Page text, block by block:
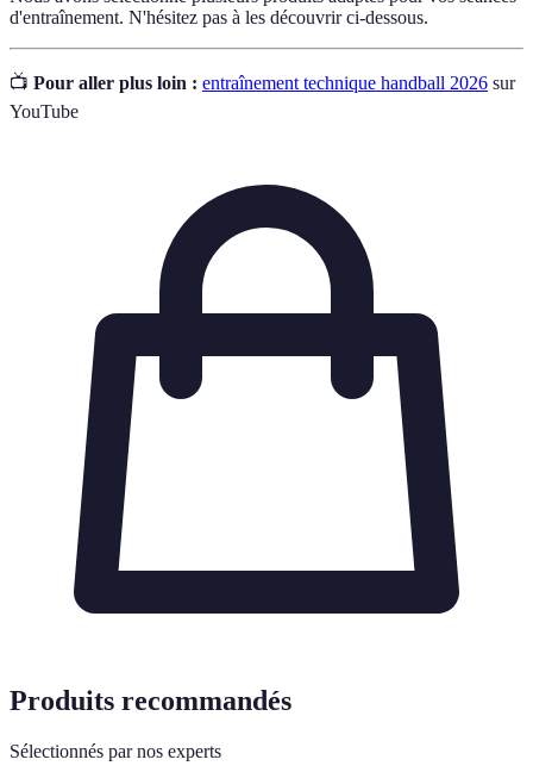
d'entraînement. N'hésitez pas à les découvrir ci-dessous.
📺 Pour aller plus loin : entraînement technique handball 2026 sur
YouTube
Produits recommandés
Sélectionnés par nos experts